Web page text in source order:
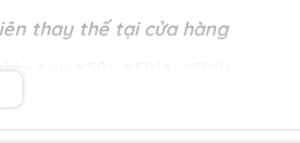
thay thế tại cửa hàng
Asus
.1 đổi 1 ngay lập tức trong 9 tháng khi
loạn bàn phím, phím ấn lúc được